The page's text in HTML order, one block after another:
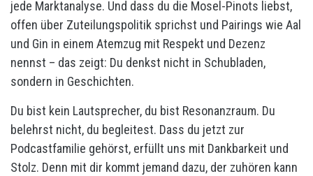
jede Marktanalyse. Und dass du die Mosel-Pinots liebst,
offen über Zuteilungspolitik sprichst und Pairings wie Aal
und Gin in einem Atemzug mit Respekt und Dezenz
nennst – das zeigt: Du denkst nicht in Schubladen,
sondern in Geschichten.
Du bist kein Lautsprecher, du bist Resonanzraum. Du
belehrst nicht, du begleitest. Dass du jetzt zur
Podcastfamilie gehörst, erfüllt uns mit Dankbarkeit und
Stolz. Denn mit dir kommt jemand dazu, der zuhören kann